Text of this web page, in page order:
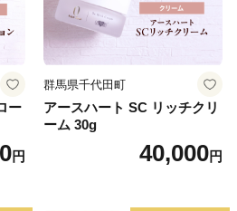
ー
円
群馬県千代田町
アースハート SC リッチクリ
ーム 30g
40,000円